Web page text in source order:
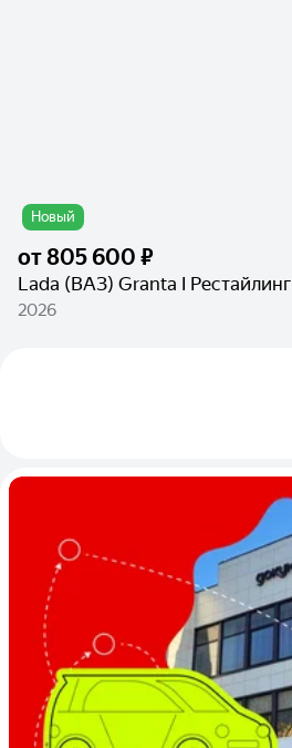
Новый
от805 600 ₽
Lada (ВАЗ) Granta I Рестайлинг
2026